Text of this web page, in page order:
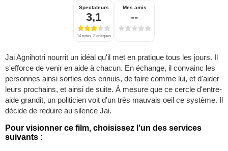
Spectateurs
3,1
14 notes, 2 critiques
Mes amis
--
Jai Agnihotri nourrit un idéal qu'il met en pratique tous les jours. Il
s'efforce de venir en aide à chacun. En échange, il convainc les
personnes ainsi sorties des ennuis, de faire comme lui, et d'aider
leurs prochains, et ainsi de suite. À mesure que ce cercle d'entre-
aide grandit, un politicien voit d'un très mauvais oeil ce système. Il
décide de reduire au silence Jai.
Pour visionner ce film, choisissez l'un des services
suivants :